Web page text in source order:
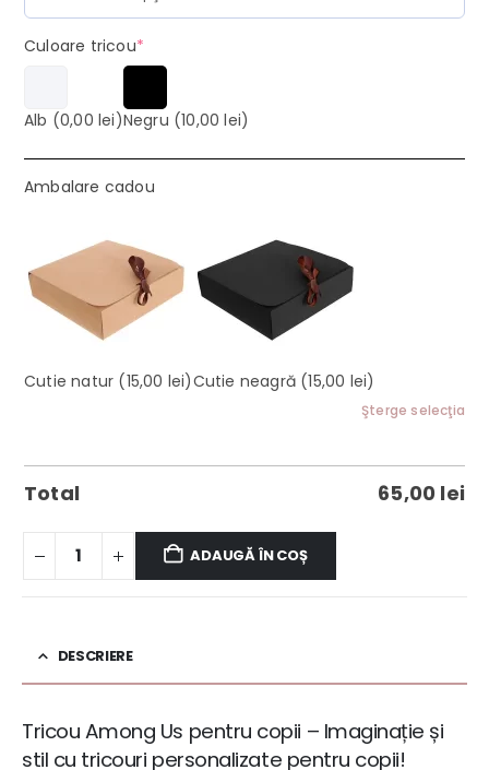
Culoare tricou*(required)
Alb (0,00 lei)Negru (10,00 lei)
Ambalare cadou
Cutie natur (15,00 lei)Cutie neagră (15,00 lei)
Şterge selecţia
Total 65,00 lei
ADAUGĂ ÎN COȘ
DESCRIERE
Tricou Among Us pentru copii – Imaginație și
stil cu tricouri personalizate pentru copii!